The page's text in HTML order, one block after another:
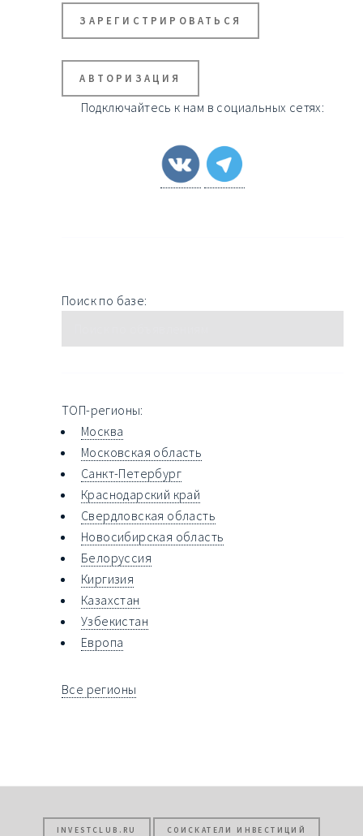
ЗАРЕГИСТРИРОВАТЬСЯ
АВТОРИЗАЦИЯ
Подключайтесь к нам в социальных сетях:
Поиск по базе:
ТОП-регионы:
Москва
Московская область
Санкт-Петербург
Краснодарский край
Свердловская область
Новосибирская область
Белоруссия
Киргизия
Казахстан
Узбекистан
Европа
Все регионы
INVESTCLUB.RU СОИСКАТЕЛИ ИНВЕСТИЦИЙ